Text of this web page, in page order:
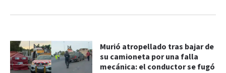
Murió atropellado tras bajar de
su camioneta por una falla
mecánica: el conductor se fugó